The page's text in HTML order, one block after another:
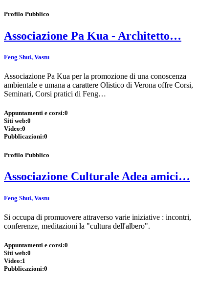
Profilo Pubblico
Associazione Pa Kua - Architetto…
Feng Shui, Vastu
Associazione Pa Kua per la promozione di una conoscenza
ambientale e umana a carattere Olistico di Verona offre Corsi,
Seminari, Corsi pratici di Feng…
Appuntamenti e corsi:0
Siti web:0
Video:0
Pubblicazioni:0
Profilo Pubblico
Associazione Culturale Adea amici…
Feng Shui, Vastu
Si occupa di promuovere attraverso varie iniziative : incontri,
conferenze, meditazioni la "cultura dell'albero".
Appuntamenti e corsi:0
Siti web:0
Video:1
Pubblicazioni:0